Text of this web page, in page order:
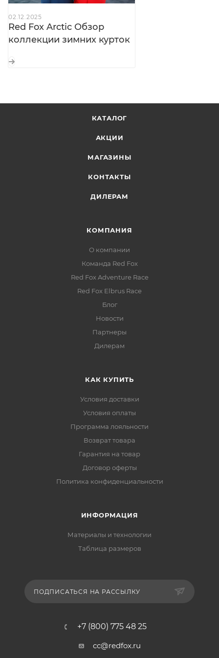
Внутренние лямки:для ношения куртки внутри
помещения
большие, застёгиваются в
толстых перчатках
02.12.2025
Red Fox Arctic Обзор
коллекции зимних курток
КАТАЛОГ
АКЦИИ
МАГАЗИНЫ
КОНТАКТЫ
ДИЛЕРАМ
КОМПАНИЯ
О компании
Команда Red Fox
Red Fox Adventure Race
Red Fox Elbrus Race
Блог
Новости
Партнеры
Дилерам
КАК КУПИТЬ
Условия доставки
Условия оплаты
Программа лояльности
Возврат товара
Гарантия на товар
Договор оферты
Политика конфиденциальности
ИНФОРМАЦИЯ
Материалы и технологии
Таблица размеров
ПОДПИСАТЬСЯ НА РАССЫЛКУ
+7 (800) 775 48 25
cc@redfox.ru